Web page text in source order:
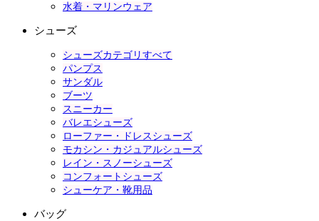
水着・マリンウェア
シューズ
シューズカテゴリすべて
パンプス
サンダル
ブーツ
スニーカー
バレエシューズ
ローファー・ドレスシューズ
モカシン・カジュアルシューズ
レイン・スノーシューズ
コンフォートシューズ
シューケア・靴用品
バッグ